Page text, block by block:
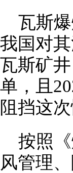
瓦斯
我国对
瓦斯矿
单，且
阻挡这
按照
风管理